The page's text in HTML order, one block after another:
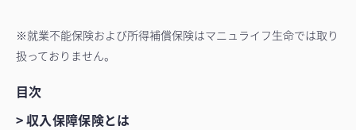
※就業不能保険および所得補償保険はマニュライフ生命では取り
扱っておりません。
目次
>収入保障保険とは